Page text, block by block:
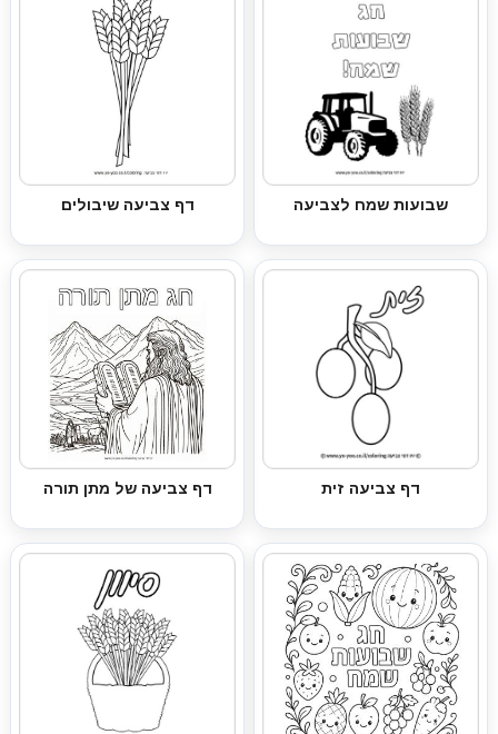
שבועות שמח לצביעה דף צביעה שיבולים
דף צביעה זית דף צביעה של מתן תורה